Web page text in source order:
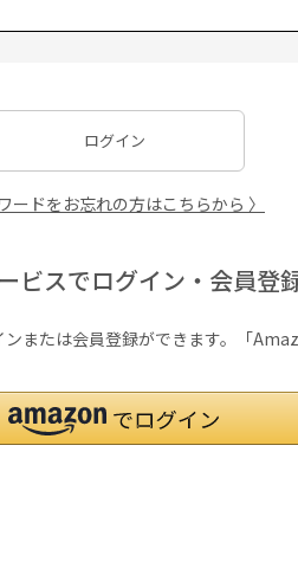
ログイン
ードをお忘れの方はこちらから 〉
ビスでログイン・会員登
または会員登録ができます。「